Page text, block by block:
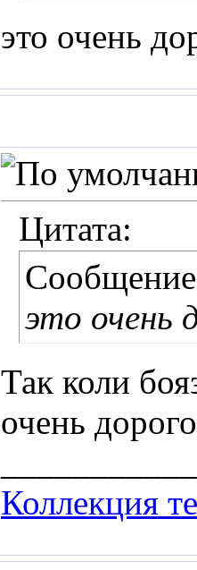
это очень
Цитата:
это очень
Так коли
очень
Коллекция